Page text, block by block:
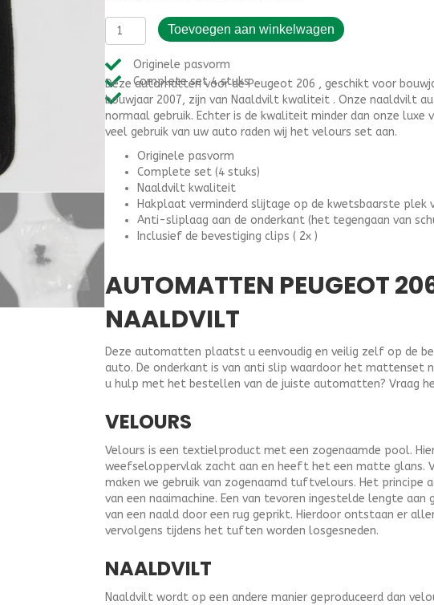
Automatten
Peugeot
206
(
1998-
2007
)
-
Naaldvilt
aantal
Toevoegen aan winkelwagen
Originele pasvorm
Complete set 4 stuks
Deze automatten voor de Peugeot 206 , geschikt voor
bouwjaar 2007, zijn van Naaldvilt kwaliteit . Onze naaldvilt
normaal gebruik. Echter is de kwaliteit minder dan onze luxe
veel gebruik van uw auto raden wij het velours set aan.
Originele pasvorm
Complete set (4 stuks)
Naaldvilt kwaliteit
Hakplaat verminderd slijtage op de kwetsbaarste
Anti-sliplaag aan de onderkant (het tegengaan van
Inclusief de bevestiging clips ( 2x )
AUTOMATTEN PEUGEOT
NAALDVILT
Deze automatten plaatst u eenvoudig en veilig zelf op de
auto. De onderkant is van anti slip waardoor het mattenset
u hulp met het bestellen van de juiste automatten? Vraag
VELOURS
Velours is een textielproduct met een zogenaamde pool.
weefseloppervlak zacht aan en heeft het een matte glans.
maken we gebruik van zogenaamd tuftvelours. Het
van een naaimachine. Een van tevoren ingestelde lengte
van een naald door een rug geprikt. Hierdoor ontstaan er
vervolgens tijdens het tuften worden losgesneden.
NAALDVILT
Naaldvilt wordt op een andere manier geproduceerd dan